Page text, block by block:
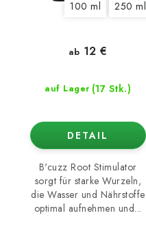
100 ml 250 ml
auf Lager (17 Stk.)
ab 12 €
DETAIL
B'cuzz Root Stimulator
sorgt für starke Wurzeln,
die Wasser und Nährstoffe
optimal aufnehmen und...